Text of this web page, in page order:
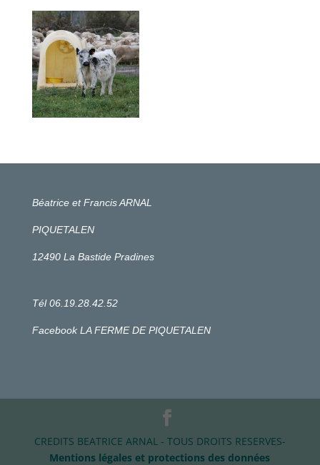
Béatrice et Francis ARNAL
PIQUETALEN
12490 La Bastide Pradines
Tél 06.19.28.42.52
Facebook LA FERME DE PIQUETALEN
CREDITS BEATRICE ARNAL - TOUS DROITS RESERVES-
Mentions légales et protections des données